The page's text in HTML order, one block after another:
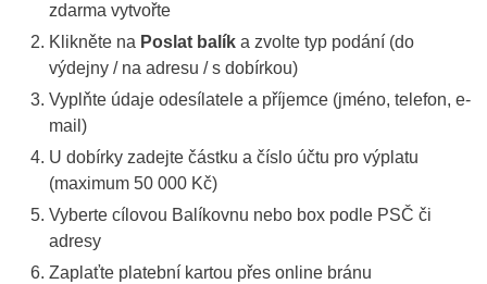
zdarma vytvořte
Klikněte na Poslat balík a zvolte typ podání (do
výdejny / na adresu / s dobírkou)
Vyplňte údaje odesílatele a příjemce (jméno, telefon, e-
mail)
U dobírky zadejte částku a číslo účtu pro výplatu
(maximum 50 000 Kč)
Vyberte cílovou Balíkovnu nebo box podle PSČ či
adresy
Zaplaťte platební kartou přes online bránu